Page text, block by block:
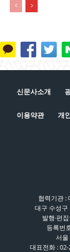
신문사소개
이용약관 개
협력기관 :
대구 수성구
발행·편
등록번
서울
대표전화 :